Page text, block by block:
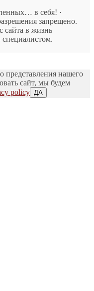
в себя! ·
запрещено.
сайта в жизнь
специалистом.
представления нашего
сайт, мы будем
policy ДА